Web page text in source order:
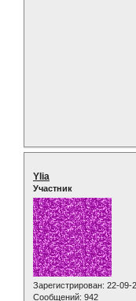
Ylia
Участник
Зарегистрирован: 22-09-
Сообщений: 942